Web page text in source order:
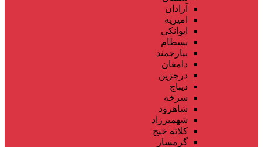
آرادان
امیریه
ایوانکی
بسطام
بیارجمند
دامغان
درجزین
دیباج
سرخه
شاهرود
شهمیرزاد
کلاته خیج
گرمسار